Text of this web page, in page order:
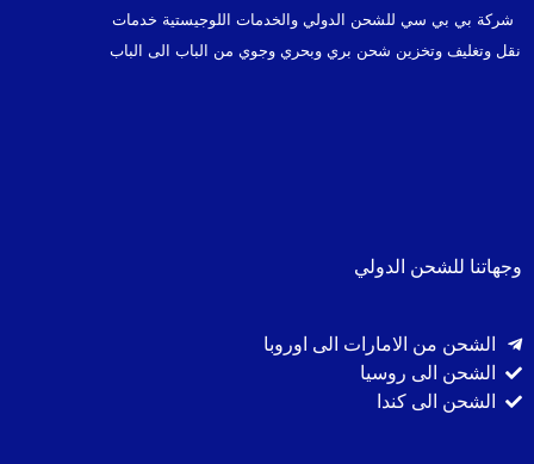
شركة بي بي سي للشحن الدولي والخدمات اللوجيستية خدمات
نقل وتغليف وتخزين شحن بري وبحري وجوي من الباب الى الباب
وجهاتنا للشحن الدولي
الشحن من الامارات الى اوروبا
الشحن الى روسيا
الشحن الى كندا